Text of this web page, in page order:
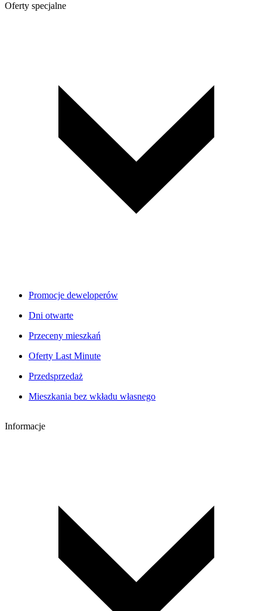
Oferty specjalne
Promocje deweloperów
Dni otwarte
Przeceny mieszkań
Oferty Last Minute
Przedsprzedaż
Mieszkania bez wkładu własnego
Informacje